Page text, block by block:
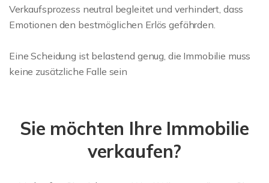
Verkaufsprozess neutral begleitet und verhindert, dass
Emotionen den bestmöglichen Erlös gefährden.
Eine Scheidung ist belastend genug, die Immobilie muss
keine zusätzliche Falle sein
Sie möchten Ihre Immobilie
verkaufen?